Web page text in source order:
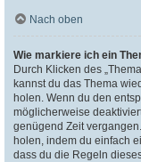
Nach oben
Wie markiere ich ein
Durch Klicken des
kannst du das Thema
holen. Wenn du den
möglicherweise
genügend Zeit
holen, indem du einfach
dass du die Regeln